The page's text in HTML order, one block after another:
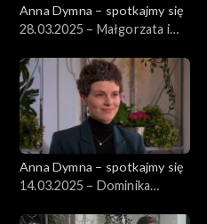
Anna Dymna – spotkajmy się
28.03.2025 – Małgorzata i
Anna Dymna – spotkajmy się
14.03.2025 – Dominika